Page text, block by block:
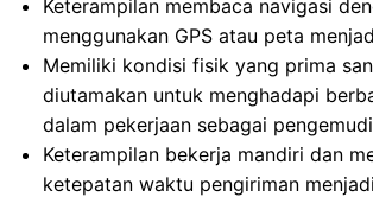
Keterampilan membaca navigasi
menggunakan GPS atau peta
Memiliki kondisi fisik yang prima
diutamakan untuk menghadapi
dalam pekerjaan sebagai
Keterampilan bekerja mandiri dan
ketepatan waktu pengiriman